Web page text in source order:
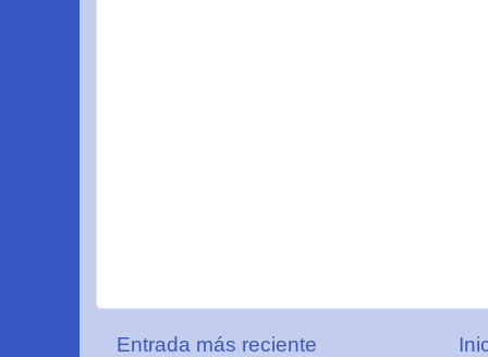
Entrada más reciente